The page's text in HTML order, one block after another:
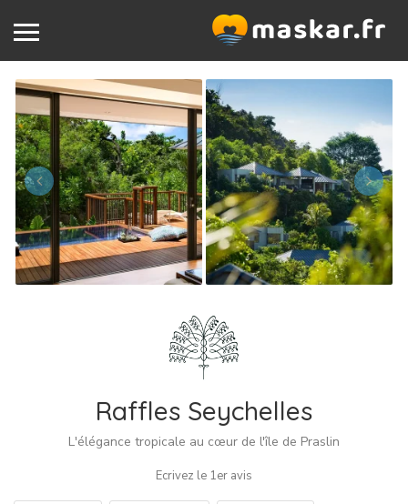
Raffles Seychelles
L'élégance tropicale au cœur de l'île de Praslin
Ecrivez le 1er avis